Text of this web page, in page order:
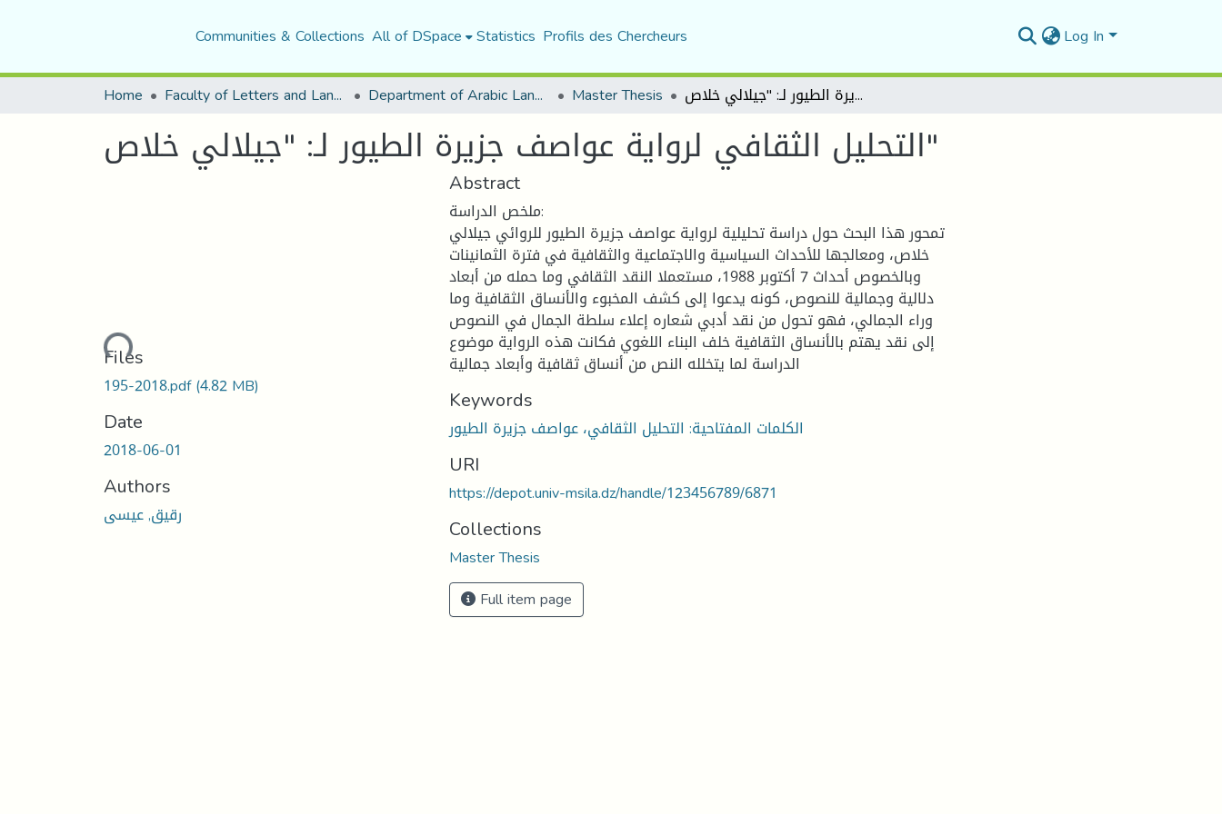
Communities & Collections All of DSpace Statistics Profils des Chercheurs Log In
Home Faculty of Letters and Languages Department of Arabic Language and Literature Master Thesis التحليل الثقافي لرواية عواصف جزيرة الطيور لـ: "جيلالي خلاص"
التحليل الثقافي لرواية عواصف جزيرة الطيور لـ: "جيلالي خلاص"
Loading...
Files
195-2018.pdf(4.82 MB)
Date
2018-06-01
Authors
رقيق, عيسى
Abstract
ملخص الدراسة:
تمحور هذا البحث حول دراسة تحليلية لرواية عواصف جزيرة الطيور للروائي جيلالي
خلاص، ومعالجها للأحداث السياسية والاجتماعية والثقافية في فترة الثمانينات
وبالخصوص أحداث 7 أكتوبر 1988، مستعملا النقد الثقافي وما حمله من أبعاد
دلالية وجمالية للنصوص، كونه يدعوا إلى كشف المخبوء والأنساق الثقافية وما
وراء الجمالي، فهو تحول من نقد أدبي شعاره إعلاء سلطة الجمال في النصوص
إلى نقد يهتم بالأنساق الثقافية خلف البناء اللغوي فكانت هذه الرواية موضوع
الدراسة لما يتخلله النص من أنساق ثقافية وأبعاد جمالية
Keywords
الكلمات المفتاحية: التحليل الثقافي، عواصف جزيرة الطيور
URI
https://depot.univ-msila.dz/handle/123456789/6871
Collections
Master Thesis
Full item page